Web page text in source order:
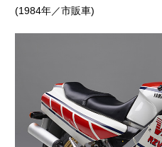
(1984年／市販車)